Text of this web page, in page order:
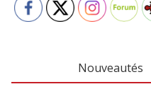
Nouveautés